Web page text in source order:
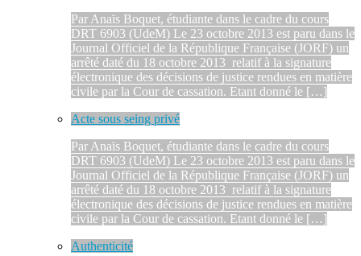
Par Anaïs Boquet, étudiante dans le cadre du cours
DRT 6903 (UdeM) Le 23 octobre 2013 est paru dans le
Journal Officiel de la République Française (JORF) un
arrêté daté du 18 octobre 2013 relatif à la signature
électronique des décisions de justice rendues en matière
civile par la Cour de cassation. Etant donné le […]
Acte sous seing privé
Par Anaïs Boquet, étudiante dans le cadre du cours
DRT 6903 (UdeM) Le 23 octobre 2013 est paru dans le
Journal Officiel de la République Française (JORF) un
arrêté daté du 18 octobre 2013 relatif à la signature
électronique des décisions de justice rendues en matière
civile par la Cour de cassation. Etant donné le […]
Authenticité